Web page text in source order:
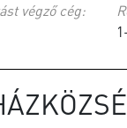
végző cég: